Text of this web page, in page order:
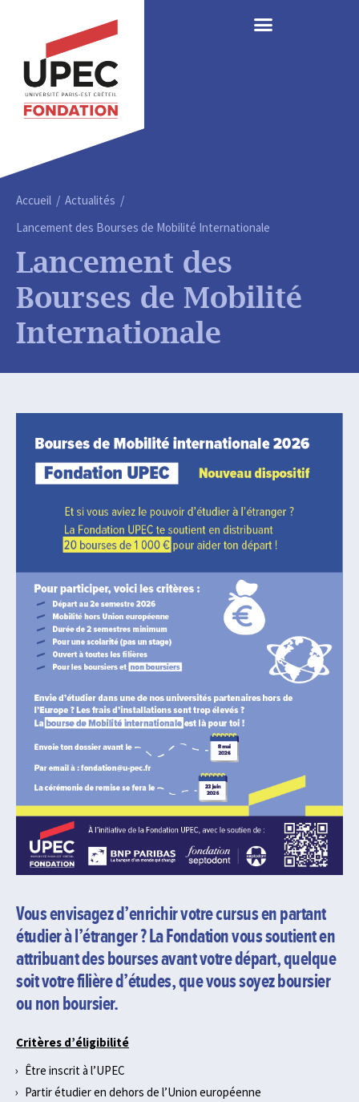
Accueil / Actualités /
Lancement des Bourses de Mobilité Internationale
Lancement des
Bourses de Mobilité
Internationale
Vous envisagez d’enrichir votre cursus en partant
étudier à l’étranger ? La Fondation vous soutient en
attribuant des bourses avant votre départ, quelque
soit votre filière d’études, que vous soyez boursier
ou non boursier.
Critères d’éligibilité
Être inscrit à l’UPEC
Partir étudier en dehors de l’Union européenne